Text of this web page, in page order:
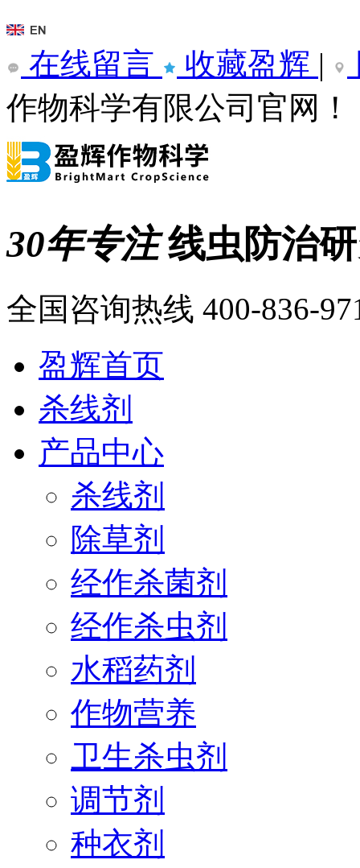
在线留言 收藏盈辉 |
作物科学有限公司官网！
30年专注线虫防治
全国咨询热线 400-836-
盈辉首页
杀线剂
产品中心
杀线剂
除草剂
经作杀菌剂
经作杀虫剂
水稻药剂
作物营养
卫生杀虫剂
调节剂
种衣剂